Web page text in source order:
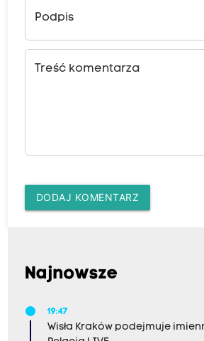
Podpis
Treść komentarza
DODAJ KOMENTARZ
Najnowsze
19:47
Wisła Kraków podejmuje